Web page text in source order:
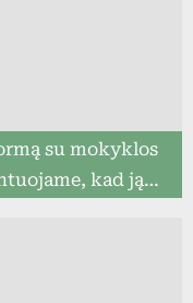
su mokyklos
kad ją